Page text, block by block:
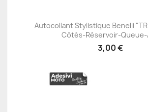
Autocollant Stylistique Benelli
Côtés-Réservoir-Queue-
3,00 €